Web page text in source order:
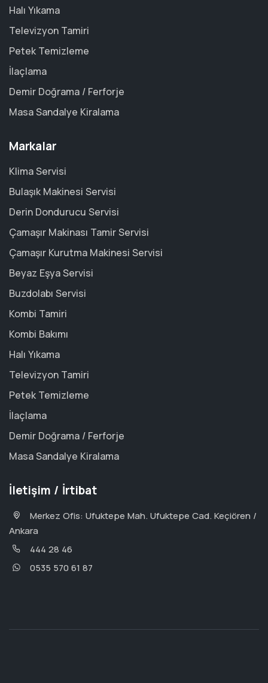
Halı Yıkama
Televizyon Tamiri
Petek Temizleme
İlaçlama
Demir Doğrama / Ferforje
Masa Sandalye Kiralama
Markalar
Klima Servisi
Bulaşık Makinesi Servisi
Derin Dondurucu Servisi
Çamaşır Makinası Tamir Servisi
Çamaşır Kurutma Makinesi Servisi
Beyaz Eşya Servisi
Buzdolabı Servisi
Kombi Tamiri
Kombi Bakımı
Halı Yıkama
Televizyon Tamiri
Petek Temizleme
İlaçlama
Demir Doğrama / Ferforje
Masa Sandalye Kiralama
İletişim / İrtibat
Merkez Ofis: Ufuktepe Mah. Ufuktepe Cad. Keçiören /
Ankara
444 28 46
0535 570 61 87